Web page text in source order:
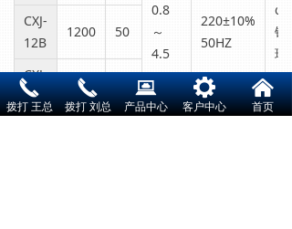
0.8
～
4.5
220±10%
50HZ
铁铝
球
CXJ-
12B
1200 50
CXJ-
14B
1400 60
끅
拨打 王总
끅
拨打 刘总
뀵
产品中心
끶
客户中心
낀
首页